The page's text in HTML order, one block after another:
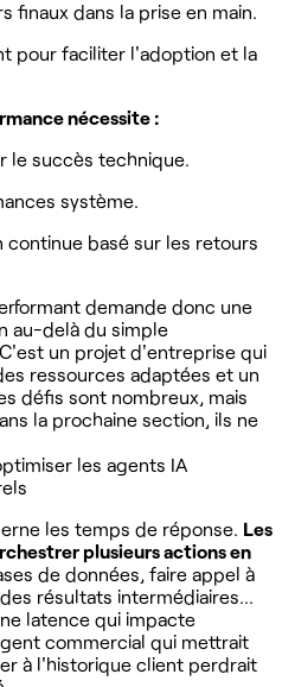
finaux dans la prise en main.
pour faciliter l'adoption et la
nécessite :
le succès technique.
système.
continue basé sur les retours
demande donc une
au-delà du simple
un projet d'entreprise qui
ressources adaptées et un
défis sont nombreux, mais
la prochaine section, ils ne
les agents IA
les temps de réponse. Les
plusieurs actions en
de données, faire appel à
résultats intermédiaires...
latence qui impacte
commercial qui mettrait
à l'historique client perdrait